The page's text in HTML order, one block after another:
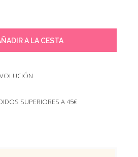
A LA CESTA
SUPERIORES A 45€